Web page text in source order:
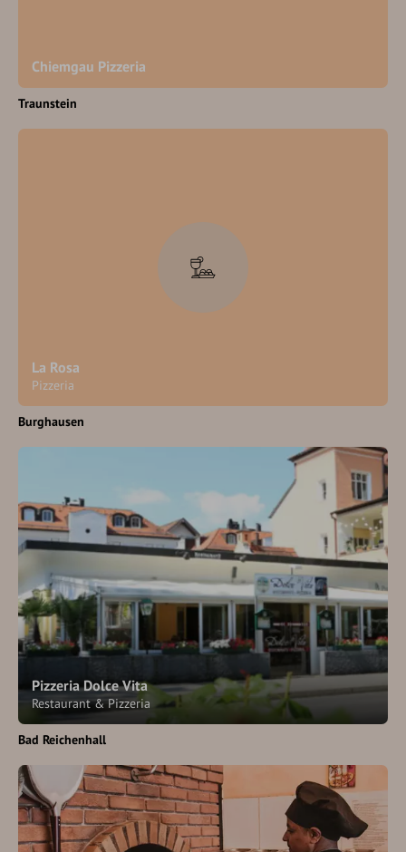
Chiemgau Pizzeria
Traunstein
La Rosa
Pizzeria
Burghausen
Pizzeria Dolce Vita
Restaurant & Pizzeria
Bad Reichenhall